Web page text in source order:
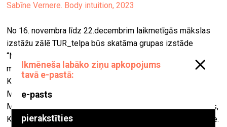
Sabīne Vernere. Body intuition, 2023
No 16. novembra līdz 22.decembrim laikmetīgās mākslas
izstāžu zālē TUR_telpa būs skatāma grupas izstāde
“Nākotnes Retrospekcijas”. Izstādē piedalīsies 17
mākslinieki – Uģis Albiņš, Reinis Bērziņš, Jānis Dzirnieks,
Krišjānis Elviks, Inga Erdmane, Andris Kaļiņins, Kate Krolle,
Maija Kurševa, Reinis Lodziņš, Anna Malicka, Marija Luīze
Meļķe, Miķelis Mūrnieks, Pauls Rietums, Edvards Shautens,
Kristīne Krauze-Slucka, Rūdolfs Štamers un Sabīne Vernere.